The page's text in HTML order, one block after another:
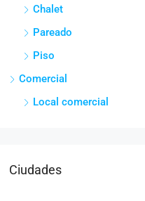
Chalet
Pareado
Piso
Comercial
Local comercial
Ciudades